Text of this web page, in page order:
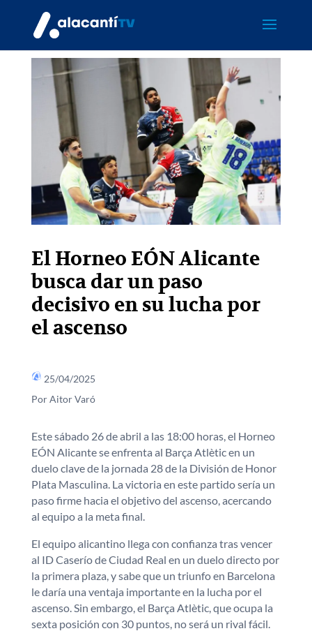
El Horneo EÓN Alicante
busca dar un paso
decisivo en su lucha por
el ascenso
25/04/2025
Por Aitor Varó
Este sábado 26 de abril a las 18:00 horas, el Horneo
EÓN Alicante se enfrenta al Barça Atlètic en un
duelo clave de la jornada 28 de la División de Honor
Plata Masculina. La victoria en este partido sería un
paso firme hacia el objetivo del ascenso, acercando
al equipo a la meta final.
El equipo alicantino llega con confianza tras vencer
al ID Caserío de Ciudad Real en un duelo directo por
la primera plaza, y sabe que un triunfo en Barcelona
le daría una ventaja importante en la lucha por el
ascenso. Sin embargo, el Barça Atlètic, que ocupa la
sexta posición con 30 puntos, no será un rival fácil.